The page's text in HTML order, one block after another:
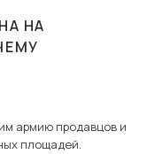
НА
армию продавцов и
площадей.